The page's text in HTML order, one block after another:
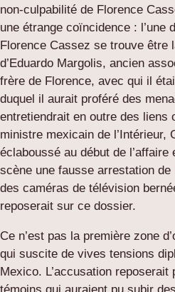
non-culpabilité de Florence
une étrange coïncidence : l’une
Florence Cassez se trouve être
d’Eduardo Margolis, ancien
frère de Florence, avec qui il
duquel il aurait proféré des
entretiendrait en outre des liens
ministre mexicain de l’Intérieur,
éclaboussé au début de
scène une fausse arrestation
des caméras de télévision
reposerait sur ce dossier.
Ce n’est pas la première zone
qui suscite de vives tensions
Mexico. L’accusation